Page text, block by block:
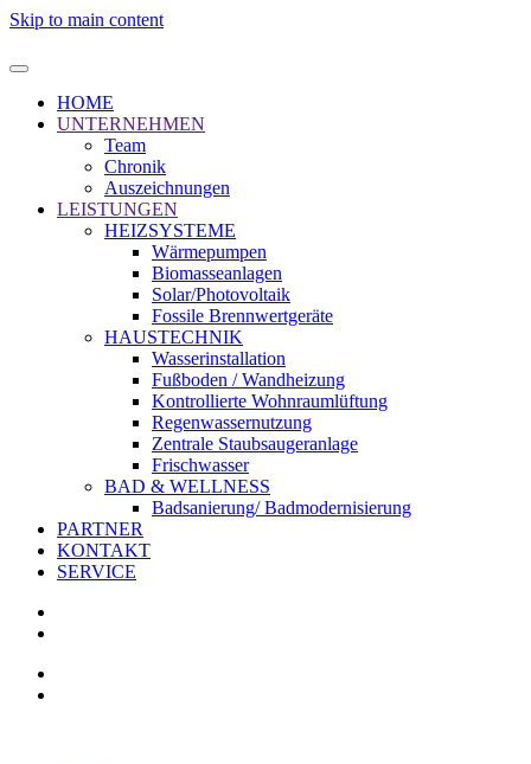
Skip to main content
HOME
UNTERNEHMEN
Team
Chronik
Auszeichnungen
LEISTUNGEN
HEIZSYSTEME
Wärmepumpen
Biomasseanlagen
Solar/Photovoltaik
Fossile Brennwertgeräte
HAUSTECHNIK
Wasserinstallation
Fußboden / Wandheizung
Kontrollierte Wohnraumlüftung
Regenwassernutzung
Zentrale Staubsaugeranlage
Frischwasser
BAD & WELLNESS
Badsanierung/ Badmodernisierung
PARTNER
KONTAKT
SERVICE